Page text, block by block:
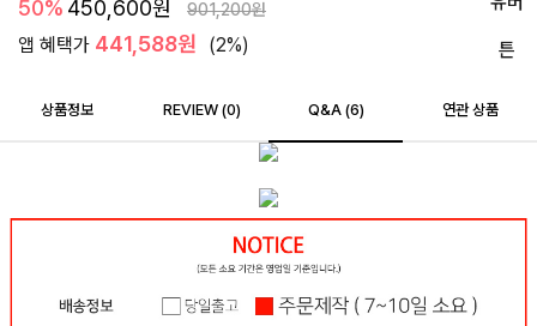
50% 450,600원 901,200원
앱 혜택가 441,588원 (2%)
상품정보 REVIEW (0) Q&A (6) 연관 상품